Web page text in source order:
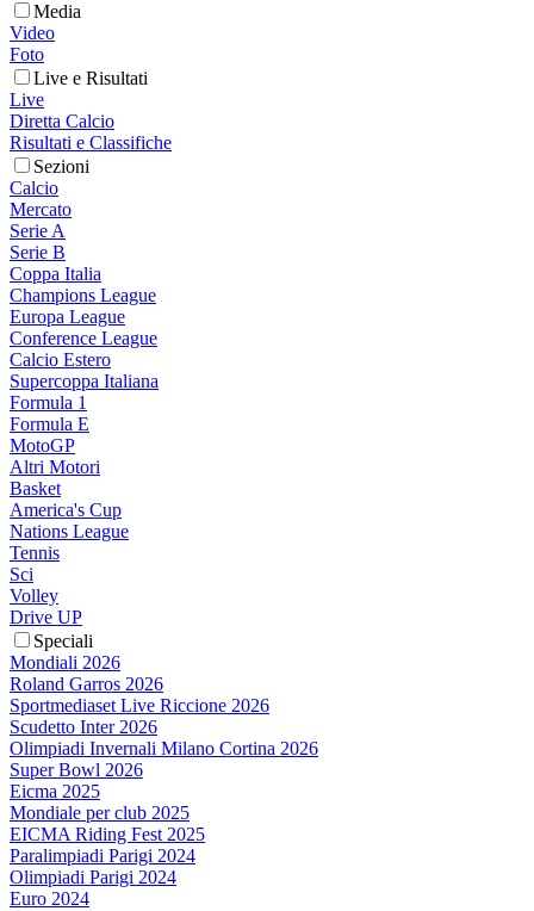
Media
Video
Foto
Live e Risultati
Live
Diretta Calcio
Risultati e Classifiche
Sezioni
Calcio
Mercato
Serie A
Serie B
Coppa Italia
Champions League
Europa League
Conference League
Calcio Estero
Supercoppa Italiana
Formula 1
Formula E
MotoGP
Altri Motori
Basket
America's Cup
Nations League
Tennis
Sci
Volley
Drive UP
Speciali
Mondiali 2026
Roland Garros 2026
Sportmediaset Live Riccione 2026
Scudetto Inter 2026
Olimpiadi Invernali Milano Cortina 2026
Super Bowl 2026
Eicma 2025
Mondiale per club 2025
EICMA Riding Fest 2025
Paralimpiadi Parigi 2024
Olimpiadi Parigi 2024
Euro 2024